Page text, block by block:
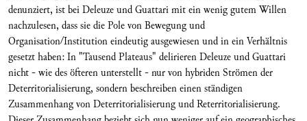
denunziert, ist bei Deleuze und Guattari mit ein wenig gutem Willen
nachzulesen, dass sie die Pole von Bewegung und
Organisation/Institution eindeutig ausgewiesen und in ein Verhältnis
gesetzt haben: In "Tausend Plateaus" delirieren Deleuze und Guattari
nicht - wie des öfteren unterstellt - nur von hybriden Strömen der
Deterritorialisierung, sondern beschreiben einen ständigen
Zusammenhang von Deterritorialisierung und Reterritorialisierung.